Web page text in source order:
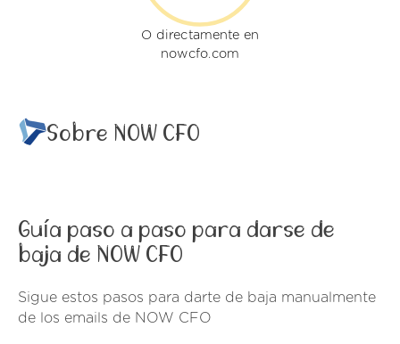
O directamente en
nowcfo.com
Sobre NOW CFO
Guía paso a paso para darse de
baja de NOW CFO
Sigue estos pasos para darte de baja manualmente
de los emails de NOW CFO